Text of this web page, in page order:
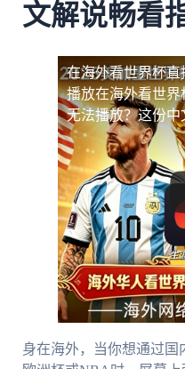
文解说畅看
在海外看世界杯
播放在海外看世界
无法播放？这份
身在海外，当你想通过国